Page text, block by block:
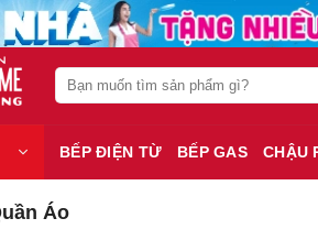
Search
for:
BẾP ĐIỆN TỪ BẾP GAS CHẬU
Áo